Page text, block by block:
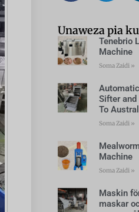
Unaweza pia
Tenebrio
Machine
Soma Zaidi »
Sifter and
To
Soma Zaidi »
Machine
Soma Zaidi »
Maskin
maskar